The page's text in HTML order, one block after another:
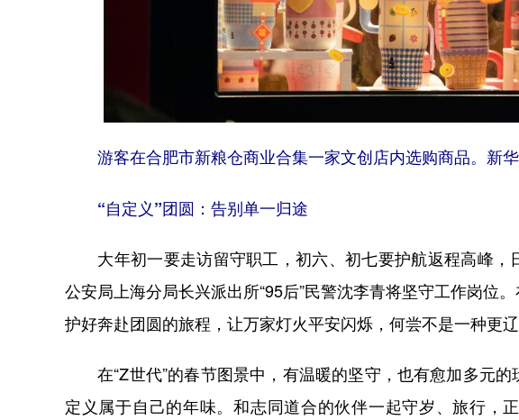
游客在合肥市新粮仓商业合集一家文创店内选购商品。新
“自定义”团圆：告别单一归途
大年初一要走访留守职工，初六、初七要护航返程高峰，
公安局上海分局长兴派出所“95后”民警沈李青将坚守工作岗位
护好奔赴团圆的旅程，让万家灯火平安闪烁，何尝不是一种更辽
在“Z世代”的春节图景中，有温暖的坚守，也有愈加多元的
定义属于自己的年味。和志同道合的伙伴一起守岁、旅行，